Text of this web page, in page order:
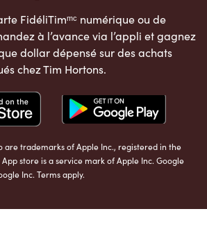
FidéliTimᵐᶜ numérique ou de
à l’avance via l’appli et gagnez
dollar dépensé sur des achats
chez Tim Hortons.
are trademarks of Apple Inc., registered in the
store is a service mark of Apple Inc. Google
Inc. Terms apply.